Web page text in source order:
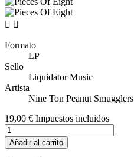
 
Formato
LP
Sello
Liquidator Music
Artista
Nine Ton Peanut Smugglers
19,00 € Impuestos incluidos
Añadir al carrito